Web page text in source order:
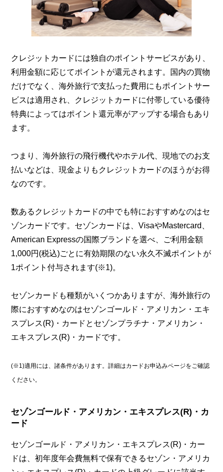
クレジットカードには独自のポイントサービスがあり、
利用金額に応じてポイントが還元されます。国内の買物
だけでなく、海外旅行で支払った費用にもポイントサー
ビスは適用され、クレジットカードに付帯している優待
特典によってはポイント還元率がアップする場合もあり
ます。
つまり、海外旅行の飛行機代やホテル代、現地でのお支
払いなどは、現金よりもクレジットカードのほうがお得
なのです。
数あるクレジットカードの中でも特におすすめなのはセ
ゾンカードです。セゾンカードは、VisaやMastercard、
American Expressの国際ブランドを選べ、ご利用金額
1,000円(税込)ごとに有効期限のない永久不滅ポイントが
1ポイント付与されます(※1)。
セゾンカードも種類がいくつかありますが、海外旅行の
際におすすめなのはセゾンゴールド・アメリカン・エキ
スプレス(R)・カードとセゾンプラチナ・アメリカン・
エキスプレス(R)・カードです。
(※1)適用には、諸条件があります。詳細はカードお申込みページをご確認
ください。
セゾンゴールド・アメリカン・エキスプレス(R)・カ
ード
セゾンゴールド・アメリカン・エキスプレス(R)・カー
ドは、初年度年会費無料で保有できるセゾン・アメリカ